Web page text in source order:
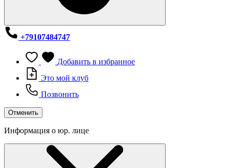
+79107484747
Добавить в избранное
Это мой клуб
Позвонить
Отменить
Информация о юр. лице